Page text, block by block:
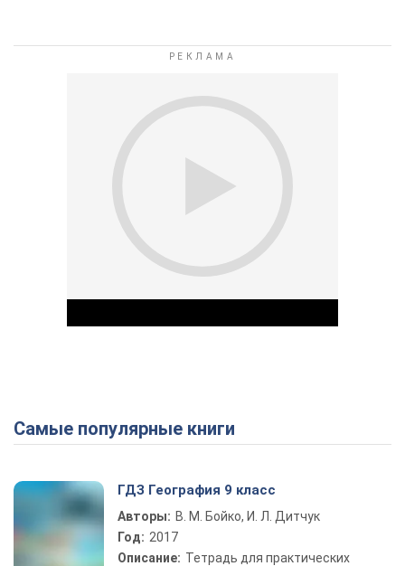
Play Video
Самые популярные книги
ГДЗ География 9 класс
Авторы: В. М. Бойко, И. Л. Дитчук
Год: 2017
Описание: Тетрадь для практических